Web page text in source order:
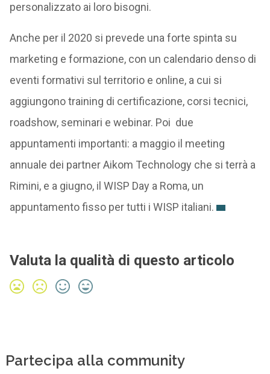
personalizzato ai loro bisogni.
Anche per il 2020 si prevede una forte spinta su
marketing e formazione, con un calendario denso di
eventi formativi sul territorio e online, a cui si
aggiungono training di certificazione, corsi tecnici,
roadshow, seminari e webinar. Poi due
appuntamenti importanti: a maggio il meeting
annuale dei partner Aikom Technology che si terrà a
Rimini, e a giugno, il WISP Day a Roma, un
appuntamento fisso per tutti i WISP italiani.
Valuta la qualità di questo articolo
Partecipa alla community